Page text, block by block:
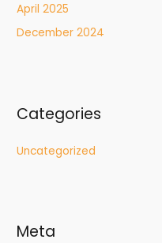
April 2025
December 2024
Categories
Uncategorized
Meta